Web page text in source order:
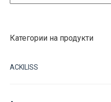
Категории на продукти
ACKILISS